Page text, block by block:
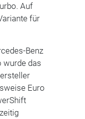
Auf
für
Benz
wurde das
Euro